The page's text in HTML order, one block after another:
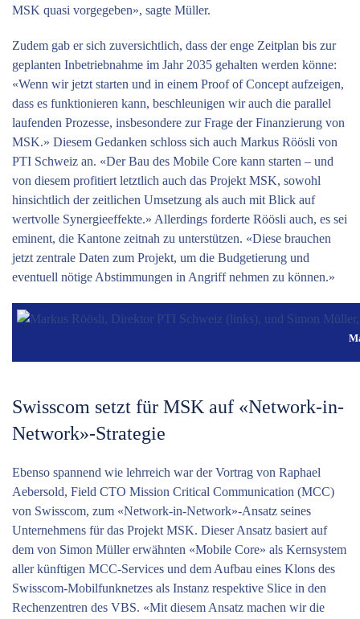
MSK quasi vorgegeben», sagte Müller.
Zudem gab er sich zuversichtlich, dass der enge Zeitplan bis zur
geplanten Inbetriebnahme im Jahr 2035 gehalten werden könne:
«Wenn wir jetzt starten und in einem Proof of Concept aufzeigen,
dass es funktionieren kann, beschleunigen wir auch die parallel
laufenden Prozesse, insbesondere zur Frage der Finanzierung von
MSK.» Diesem Gedanken schloss sich auch Markus Röösli von
PTI Schweiz an. «Der Bau des Mobile Core kann starten – und
von diesem profitiert letztlich auch das Projekt MSK, sowohl
hinsichtlich der zeitlichen Umsetzung als auch mit Blick auf
wertvolle Synergie­effekte.» Allerdings forderte Röösli auch, es sei
eminent, die Kantone zeitnah zu unterstützen. «Diese brauchen
jetzt zentrale Daten zum Projekt, um die Budgetierung und
eventuell nötige Abstimmungen in Angriff nehmen zu können.»
Swisscom setzt für MSK auf «Network-in-
Network»-Strategie
Ebenso spannend wie lehrreich war der Vortrag von ­Raphael
Aebersold, Field CTO Mission Critical Communication (MCC)
von Swisscom, zum «Network-in-Network»-Ansatz seines
Unternehmens für das Projekt MSK. Dieser Ansatz basiert auf
dem von Simon Müller erwähnten «Mobile Core» als Kernsystem
aller künftigen MCC-Services und dem Aufbau eines Klons des
Swisscom-Mobilfunknetzes als Instanz ­respektive Slice in den
Rechenzentren des VBS. «Mit diesem Ansatz machen wir die